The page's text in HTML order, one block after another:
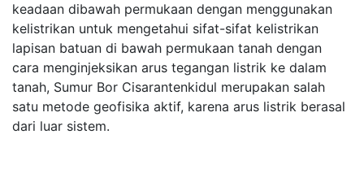
keadaan dibawah permukaan dengan menggunakan
kelistrikan untuk mengetahui sifat-sifat kelistrikan
lapisan batuan di bawah permukaan tanah dengan
cara menginjeksikan arus tegangan listrik ke dalam
tanah, Sumur Bor Cisarantenkidul merupakan salah
satu metode geofisika aktif, karena arus listrik berasal
dari luar sistem.